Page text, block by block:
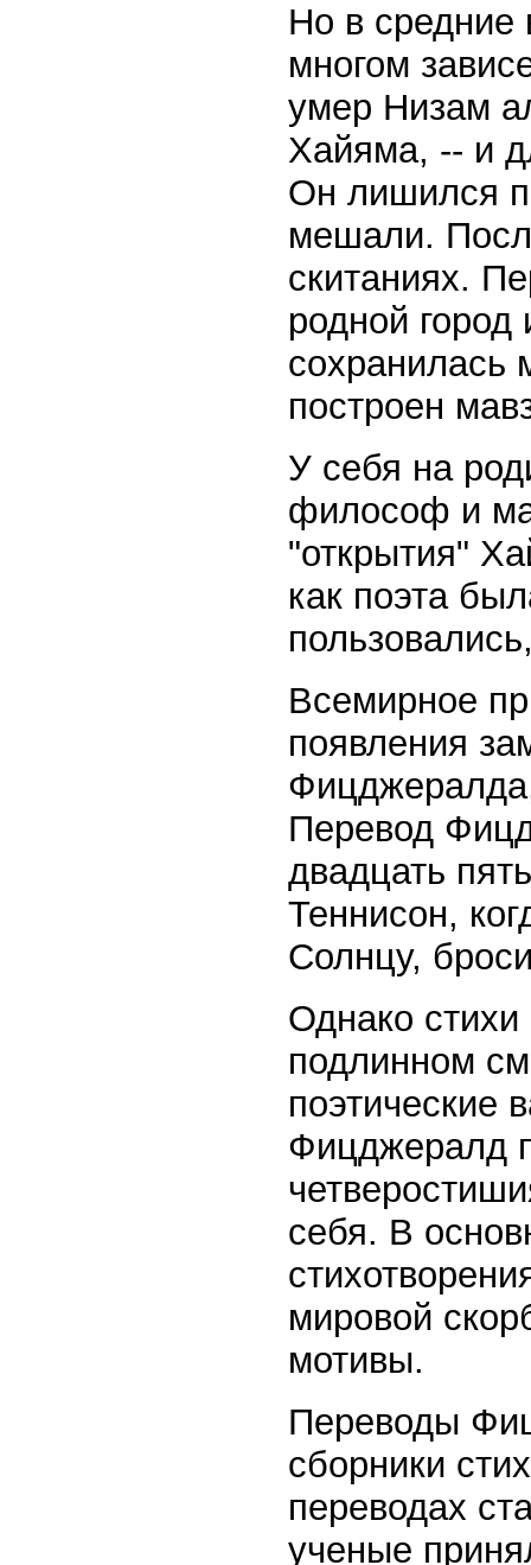
Но в средние
многом
умер Низам
Хайяма, -- и
Он лишился
мешали.
скитаниях.
родной
сохранилась
построен
У себя на
философ и
"открытия"
как поэта
Всемирное
появления
Перевод
двадцать
Теннисон,
Солнцу,
Однако
подлинном
поэтические
Фицджералд
себя. В
мировой
мотивы.
Переводы
сборники
переводах
ученые